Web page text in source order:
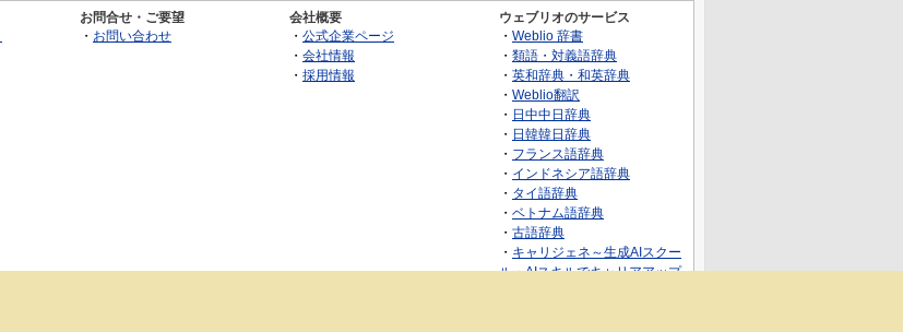
お問合せ・ご要望
・ お問い合わせ
会社概要
・ 公式企業ページ
・ 会社情報
・ 採用情報
ウェブリオのサービス
・ Weblio 辞書
・ 類語・対義語辞典
・ 英和辞典・和英辞典
・ Weblio翻訳
・ 日中中日辞典
・ 日韓韓日辞典
・ フランス語辞典
・ インドネシア語辞典
・ タイ語辞典
・ ベトナム語辞典
・ 古語辞典
・ キャリジェネ～生成AIスクー
ル・AIスキルでキャリアアップ